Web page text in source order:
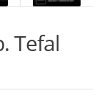
Tefal